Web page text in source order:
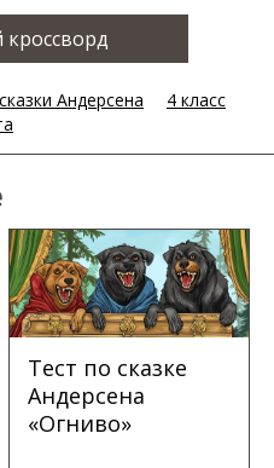
сказки Андерсена
4 класс
Тест по сказке
Андерсена
«Огниво»